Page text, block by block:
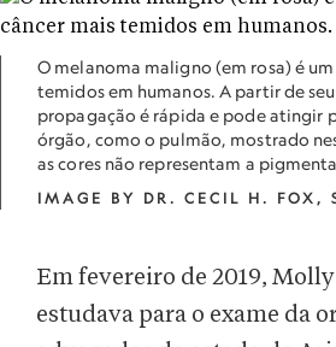
O melanoma maligno (em rosa) é
temidos em humanos. A partir de
propagação é rápida e pode atingir
órgão, como o pulmão, mostrado
as cores não representam a
IMAGE BY DR. CECIL H. FOX,
Em fevereiro de 2019,
estudava para o exame da